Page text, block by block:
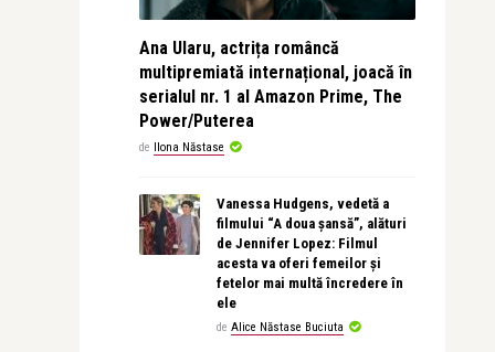
Ana Ularu, actrița româncă
multipremiată internațional, joacă în
serialul nr. 1 al Amazon Prime, The
Power/Puterea
de Ilona Năstase
Vanessa Hudgens, vedetă a
filmului “A doua șansă”, alături
de Jennifer Lopez: Filmul
acesta va oferi femeilor și
fetelor mai multă încredere în
ele
de Alice Năstase Buciuta